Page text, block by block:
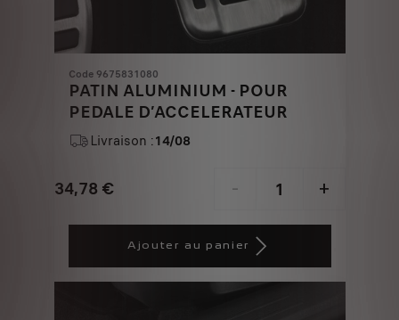
Code 9675831080
PATIN ALUMINIUM - POUR
PEDALE D’ACCELERATEUR
Livraison :14/08
34,78 €
Price
€
- +
Quantity
1
Ajouter au panier